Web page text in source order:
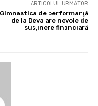
ARTICOLUL URMĂTOR
Gimnastica de performanţă
de la Deva are nevoie de
susţinere financiară